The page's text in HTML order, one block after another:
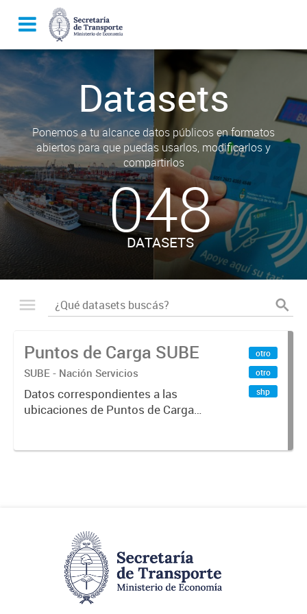
Datasets
Ponemos a tu alcance datos públicos en formatos
abiertos para que puedas usarlos, modificarlos y
compartirlos
048
DATASETS
Puntos de Carga SUBE
SUBE - Nación Servicios
Datos correspondientes a las
ubicaciones de Puntos de Carga
otro
otro
shp